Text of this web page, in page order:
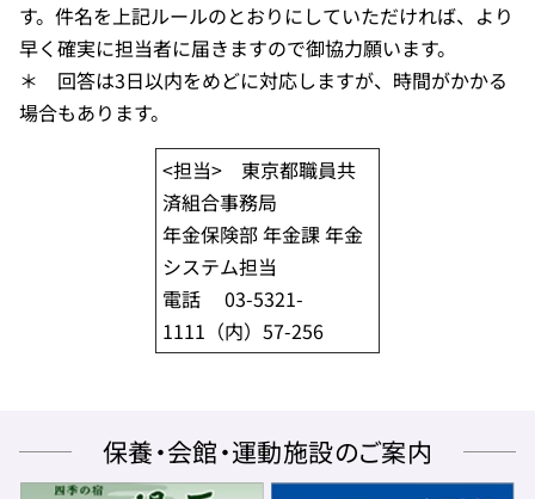
す。件名を上記ルールのとおりにしていただければ、より
早く確実に担当者に届きますので御協力願います。
＊ 回答は3日以内をめどに対応しますが、時間がかかる
場合もあります。
<担当> 東京都職員共
済組合事務局
年金保険部 年金課 年金
システム担当
電話 03-5321-
1111（内）57-256
保養・会館・運動施設のご案内